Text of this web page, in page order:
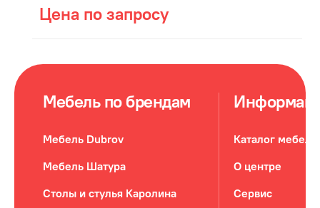
Цена по запросу
Мебель по брендам
Мебель Dubrov
Мебель Шатура
Столы и стулья Каролина
Каталог мебели
О центре
Сервис